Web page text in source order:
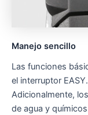
Manejo sencillo
Las funciones
el interruptor
Adicionalmente,
de agua y